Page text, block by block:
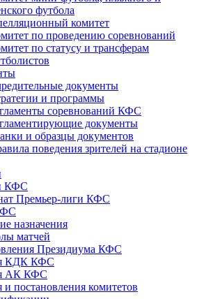
футбола
комитет
по проведению соревнований
по статусу и трансферам
документы
и программы
соревнований КФС
документы
и образцы документов
поведения зрителей на стадионе
КФС
Премьер-лиги КФС
назначения
матчей
Президиума КФС
КДК КФС
АК КФС
постановления комитетов